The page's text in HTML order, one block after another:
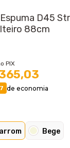
D45
88cm
PIX
de economia
Bege